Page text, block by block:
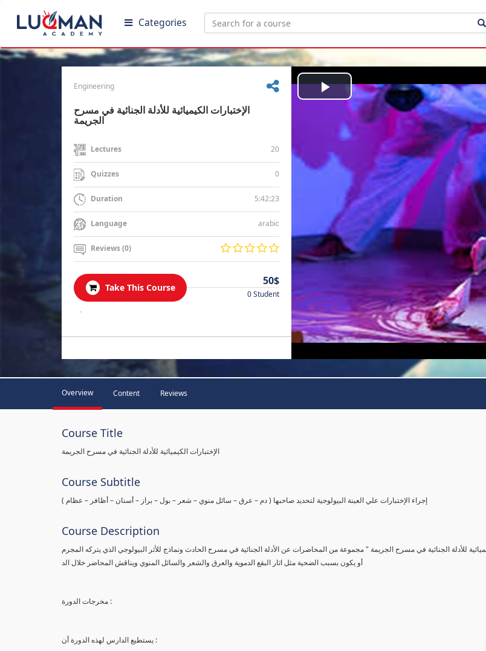
Categories
Engineering
الإختبارات الكيميائية للأدلة الجنائية في مسرح
الجريمة
Lectures 20
Quizzes 0
Duration 5:42:23
Language arabic
Reviews (0)
Take This Course
50$
0 Student
.
Play
Video
Overview Content Reviews
Course Title
الإختبارات الكيميائية للأدلة الجنائية في مسرح الجريمة
Course Subtitle
( إجراء الإختبارات علي العينة البيولوجية لتحديد صاحبها ( دم – عرق – سائل منوي – شعر – بول – براز – أسنان – أظافر – عظام
Course Description
للأدلة الجنائية في مسرح الجريمة " مجموعة من المحاضرات عن الأدلة الجنائية في مسرح الحادث ونماذج للأثر البيولوجي الذي يتركه المجرم
أو يكون بسبب الضحية مثل اثار البقع الدموية والعرق والشعر والسائل المنوي ويناقش المحاضر خلال الد
مخرجات الدورة :
يستطيع الدارس لهذه الدورة أن :